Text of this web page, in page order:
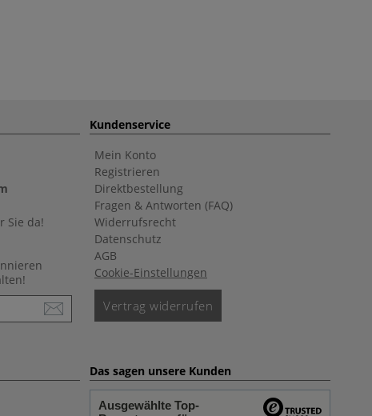
Sie da!
Kundenservice
Mein Konto
Registrieren
Direktbestellung
Fragen & Antworten (FAQ)
Widerrufsrecht
Datenschutz
AGB
Cookie-Einstellungen
Vertrag widerrufen
Das sagen unsere Kunden
Ausgewählte Top-